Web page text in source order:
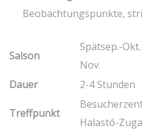
Beobachtungspunkte,
Saison
Spätsep.-
Nov.
Dauer
2-4 Stunden
Treffpunkt
Halastó-